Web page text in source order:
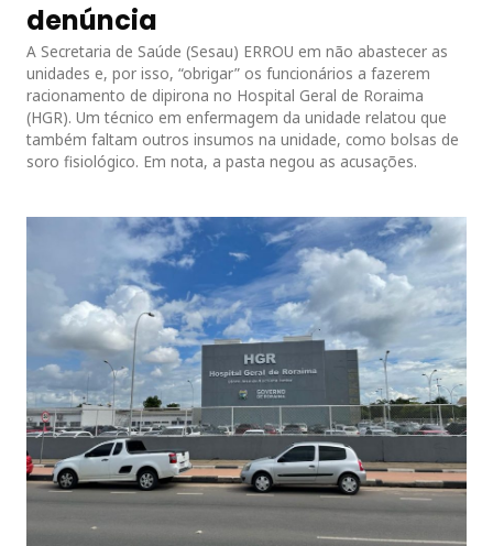
denúncia
A Secretaria de Saúde (Sesau) ERROU em não abastecer as
unidades e, por isso, “obrigar” os funcionários a fazerem
racionamento de dipirona no Hospital Geral de Roraima
(HGR). Um técnico em enfermagem da unidade relatou que
também faltam outros insumos na unidade, como bolsas de
soro fisiológico. Em nota, a pasta negou as acusações.